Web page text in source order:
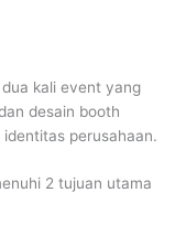
kali event yang
desain booth
perusahaan.
2 tujuan utama